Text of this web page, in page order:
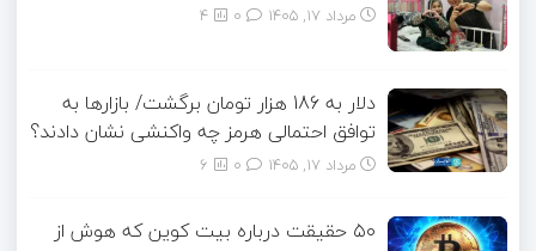
مرداد ۱۷, ۱۴۰۵ 4
دلار به 186 هزار تومان برگشت/ بازارها به
توافق احتمالی هرمز چه واکنشی نشان دادند؟
مرداد ۱۷, ۱۴۰۵ 6
۵۰ حقیقت درباره بیت کوین که هوش از